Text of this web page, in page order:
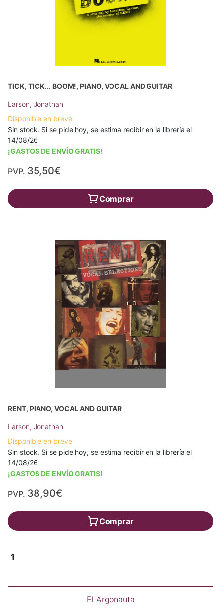
TICK, TICK... BOOM!, PIANO, VOCAL AND GUITAR
Larson, Jonathan
Disponible en breve
Sin stock. Si se pide hoy, se estima recibir en la librería el
14/08/26
¡GASTOS DE ENVÍO GRATIS!
PVP. 35,50€
Comprar
RENT, PIANO, VOCAL AND GUITAR
Larson, Jonathan
Disponible en breve
Sin stock. Si se pide hoy, se estima recibir en la librería el
14/08/26
¡GASTOS DE ENVÍO GRATIS!
PVP. 38,90€
Comprar
1
El Argonauta